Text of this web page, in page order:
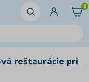
0
reštaurácie pri